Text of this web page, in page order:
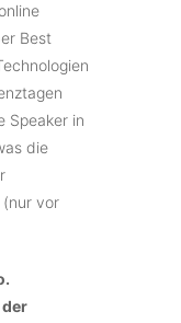
Best
Speaker in
die
(nur vor
der